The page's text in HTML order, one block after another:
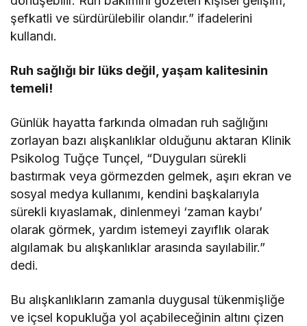
şefkatli ve sürdürülebilir olandır.” ifadelerini
kullandı.
Ruh sağlığı bir lüks değil, yaşam kalitesinin
temeli!
Günlük hayatta farkında olmadan ruh sağlığını
zorlayan bazı alışkanlıklar olduğunu aktaran Klinik
Psikolog Tuğçe Tunçel, “Duyguları sürekli
bastırmak veya görmezden gelmek, aşırı ekran ve
sosyal medya kullanımı, kendini başkalarıyla
sürekli kıyaslamak, dinlenmeyi ‘zaman kaybı’
olarak görmek, yardım istemeyi zayıflık olarak
algılamak bu alışkanlıklar arasında sayılabilir.”
dedi.
Bu alışkanlıkların zamanla duygusal tükenmişliğe
ve içsel kopukluğa yol açabileceğinin altını çizen